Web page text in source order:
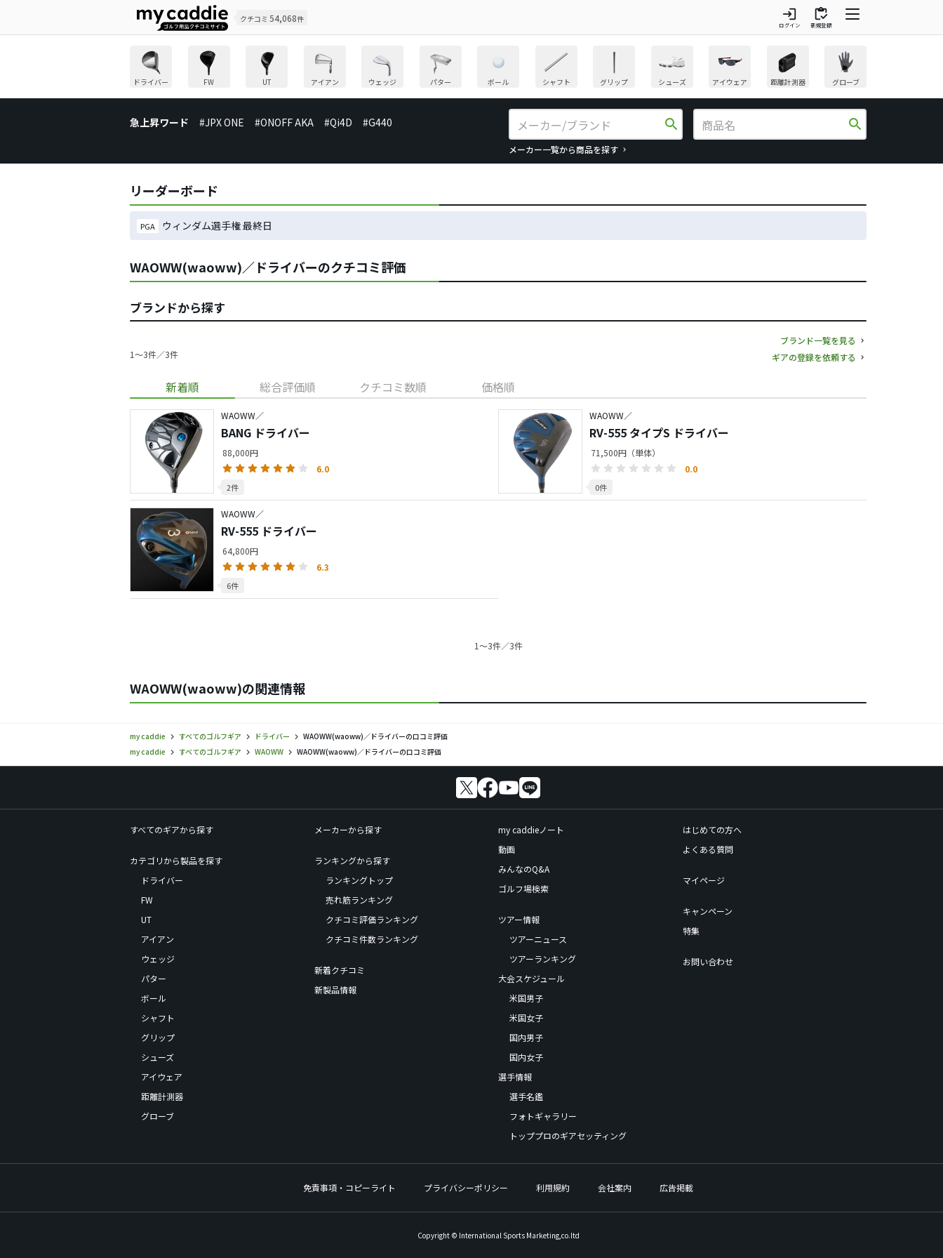
クチコミ 54,068件 login
ログイン
inventory
新規登録
ドライバー FW UT アイアン ウェッジ パター ボール シャフト グリップ シューズ アイウェア 距離計測器 グローブ
急上昇ワード #JPX ONE #ONOFF AKA #Qi4D #G440 search
メーカー一覧から商品を探す
search
リーダーボード
PGA ウィンダム選手権 最終日
WAOWW(waoww)／ドライバーのクチコミ評価
ブランドから探す
1〜3件／3件
ブランド一覧を見る
ギアの登録を依頼する
新着順 総合評価順 クチコミ数順 価格順
WAOWW／
BANG ドライバー
88,000円
6.0
2件
WAOWW／
RV-555 タイプS ドライバー
71,500円（単体）
0.0
0件
WAOWW／
RV-555 ドライバー
64,800円
6.3
6件
1〜3件／3件
WAOWW(waoww)の関連情報
my caddie すべてのゴルフギア ドライバー
WAOWW(waoww)／ドライバーの口コミ評価
my caddie
すべてのゴルフギア WAOWW WAOWW(waoww)／ドライバーの口コミ評価
すべてのギアから探す
カテゴリから製品を探す
ドライバー
FW
UT
アイアン
ウェッジ
パター
ボール
シャフト
グリップ
シューズ
アイウェア
距離計測器
グローブ
メーカーから探す
ランキングから探す
ランキングトップ
売れ筋ランキング
クチコミ評価ランキング
クチコミ件数ランキング
新着クチコミ
新製品情報
my caddieノート
動画
みんなのQ&A
ゴルフ場検索
ツアー情報
ツアーニュース
ツアーランキング
大会スケジュール
米国男子
米国女子
国内男子
国内女子
選手情報
選手名鑑
フォトギャラリー
トッププロのギアセッティング
はじめての方へ
よくある質問
マイページ
キャンペーン
特集
お問い合わせ
免責事項・コピーライト プライバシーポリシー 利用規約 会社案内 広告掲載
Copyright © International Sports Marketing,co.ltd